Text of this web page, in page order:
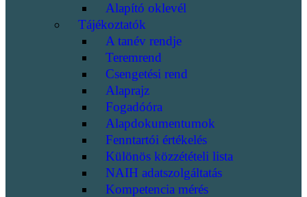
Alapító oklevél
Tájékoztatók
A tanév rendje
Teremrend
Csengetési rend
Alaprajz
Fogadóóra
Alapdokumentumok
Fenntartói értékelés
Különös közzétételi lista
NAIH adatszolgáltatás
Kompetencia mérés